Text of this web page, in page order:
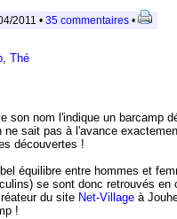
2011 • 35 commentaires •
Thé
son nom l'indique un barcamp
sait pas à l'avance
découvertes !
équilibre entre hommes et
se sont donc retrouvés
du site Net-Village à
!